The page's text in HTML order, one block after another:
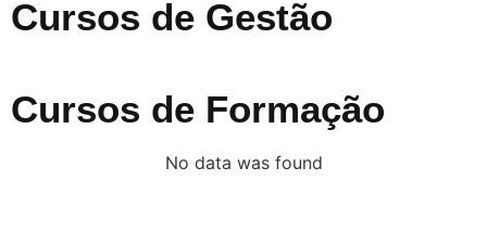
Cursos de Gestão
Cursos de Formação
No data was found